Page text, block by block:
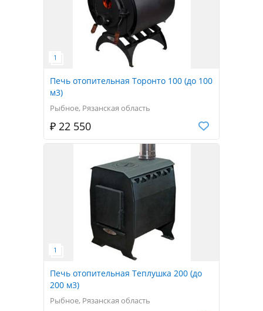
Печь отопительная Торонто 100 (до 100
м3)
Рыбное, Рязанская область
₽ 22 550
Печь отопительная Теплушка 200 (до
200 м3)
Рыбное, Рязанская область